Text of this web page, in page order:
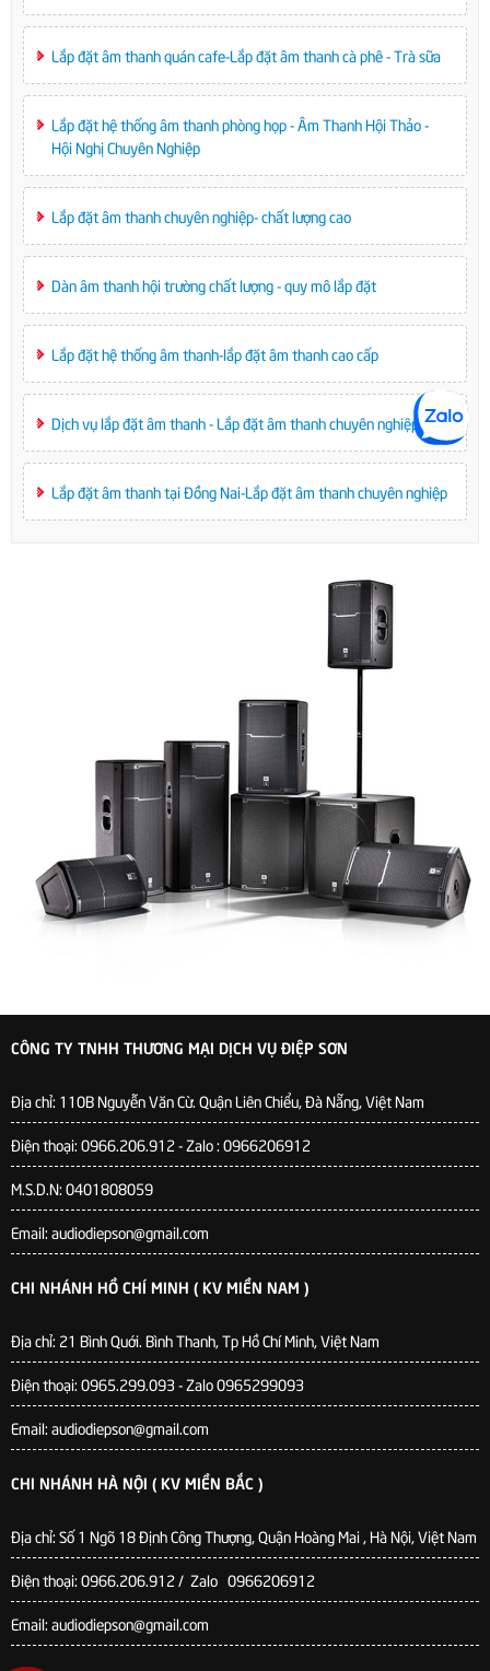
Lắp đặt âm thanh quán cafe-Lắp đặt âm thanh cà phê - Trà sữa
Lắp đặt hệ thống âm thanh phòng họp - Âm Thanh Hội Thảo -
Hội Nghị Chuyên Nghiệp
Lắp đặt âm thanh chuyên nghiệp- chất lượng cao
Dàn âm thanh hội trường chất lượng - quy mô lắp đặt
Lắp đặt hệ thống âm thanh-lắp đặt âm thanh cao cấp
Dịch vụ lắp đặt âm thanh - Lắp đặt âm thanh chuyên nghiệp
Lắp đặt âm thanh tại Đồng Nai-Lắp đặt âm thanh chuyên nghiệp
CÔNG TY TNHH THƯƠNG MẠI DỊCH VỤ ĐIỆP SƠN
Địa chỉ: 110B Nguyễn Văn Cừ. Quận Liên Chiểu, Đà Nẵng, Việt Nam
Điện thoại: 0966.206.912 - Zalo : 0966206912
M.S.D.N: 0401808059
Email: audiodiepson@gmail.com
CHI NHÁNH HỒ CHÍ MINH ( KV MIỀN NAM )
Địa chỉ: 21 Bình Quới. Bình Thanh, Tp Hồ Chí Minh, Việt Nam
Điện thoại: 0965.299.093 - Zalo 0965299093
Email: audiodiepson@gmail.com
CHI NHÁNH HÀ NỘI ( KV MIỀN BẮC )
Địa chỉ: Số 1 Ngõ 18 Định Công Thượng, Quận Hoàng Mai , Hà Nội, Việt Nam
Điện thoại: 0966.206.912 / Zalo 0966206912
Email: audiodiepson@gmail.com